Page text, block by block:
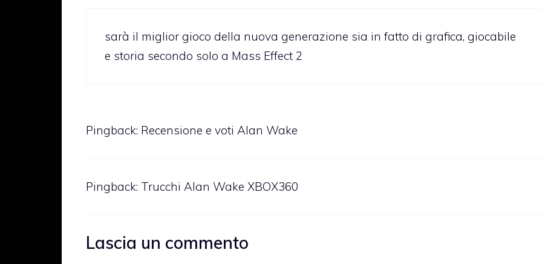
sarà il miglior gioco della nuova generazione sia in fatto di grafica, giocabile
e storia secondo solo a Mass Effect 2
Pingback: Recensione e voti Alan Wake
Pingback: Trucchi Alan Wake XBOX360
Lascia un commento